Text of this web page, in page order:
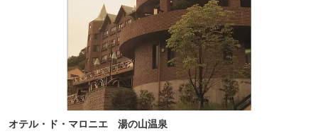
オテル・ド・マロニエ 湯の山温泉